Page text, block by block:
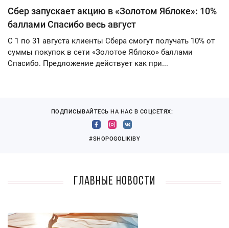
Сбер запускает акцию в «Золотом Яблоке»: 10%
баллами Спасибо весь август
С 1 по 31 августа клиенты Сбера смогут получать 10% от
суммы покупок в сети «Золотое Яблоко» баллами
Спасибо. Предложение действует как при...
ПОДПИСЫВАЙТЕСЬ НА НАС В СОЦСЕТЯХ:
#SHOPOGOLIKIBY
Главные новости